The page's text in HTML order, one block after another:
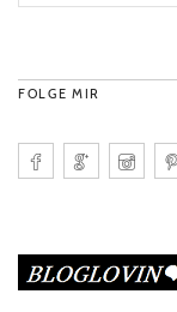
FOLGE MIR